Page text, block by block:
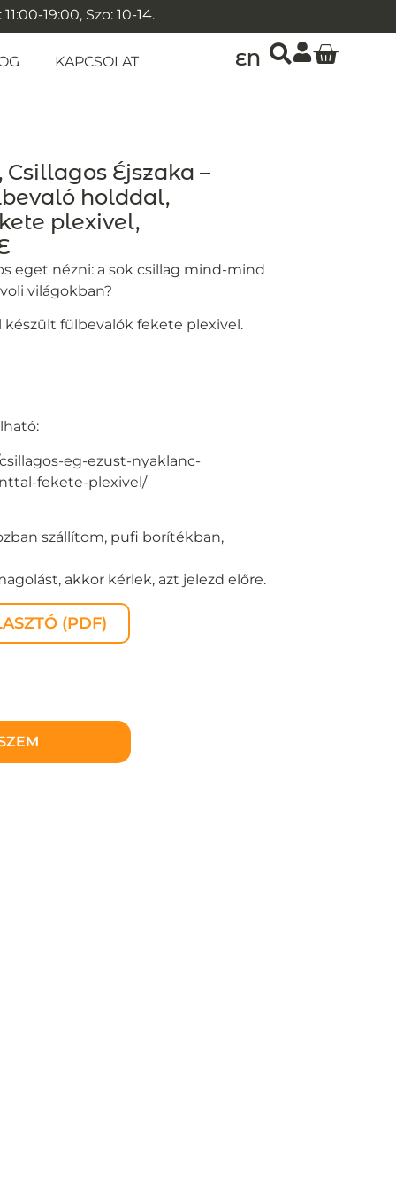
19:00, Szo: 10-14.
KAPCSOLAT EN
Éjszaka –
holddal,
plexivel,
eget nézni: a sok csillag mind-mind
világokban?
fülbevalók fekete plexivel.
eg-ezust-nyaklanc-
fekete-plexivel/
szállítom, pufi borítékban,
akkor kérlek, azt jelezd előre.
(PDF)